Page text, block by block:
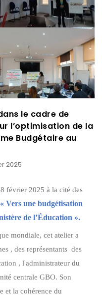
le cadre de
l’optimisation de la
Budgétaire au
2025
février 2025 à la cité des
« Vers une budgétisation
de l’Éducation ».
mondiale, cet atelier a
, des représentants des
, l'administrateur du
centrale GBO. Son
et la cohérence du